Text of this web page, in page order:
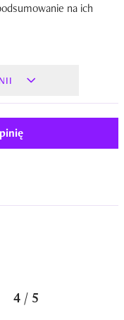
na ich
4 / 5